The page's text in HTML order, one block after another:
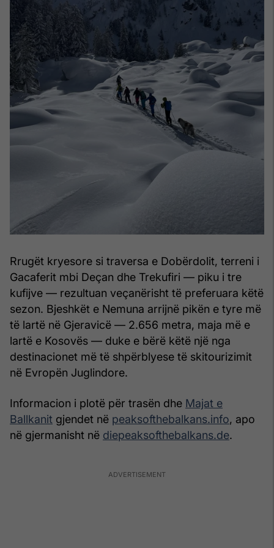
Rrugët kryesore si traversa e Dobërdolit, terreni i
Gacaferit mbi Deçan dhe Trekufiri — piku i tre
kufijve — rezultuan veçanërisht të preferuara këtë
sezon. Bjeshkët e Nemuna arrijnë pikën e tyre më
të lartë në Gjeravicë — 2.656 metra, maja më e
lartë e Kosovës — duke e bërë këtë një nga
destinacionet më të shpërblyese të skitourizimit
në Evropën Juglindore.
Informacion i plotë për trasën dhe Majat e
Ballkanit gjendet në peaksofthebalkans.info, apo
në gjermanisht në diepeaksofthebalkans.de.